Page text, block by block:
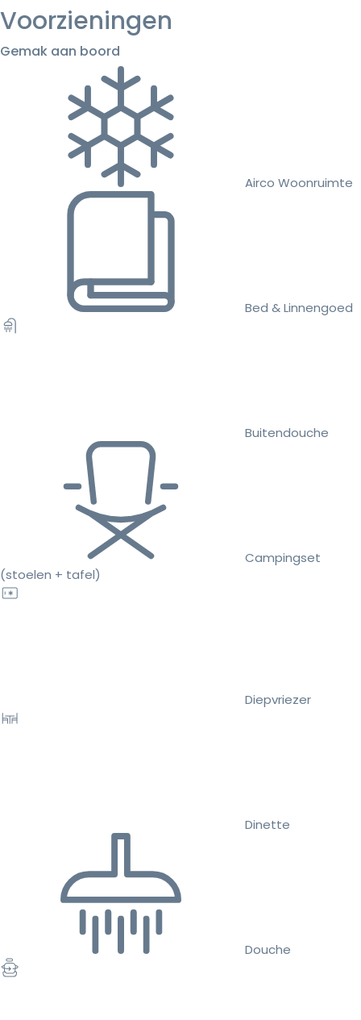
Voorzieningen
Gemak aan boord
Airco Woonruimte
Bed & Linnengoed
Buitendouche
Campingset
(stoelen + tafel)
Diepvriezer
Dinette
Douche